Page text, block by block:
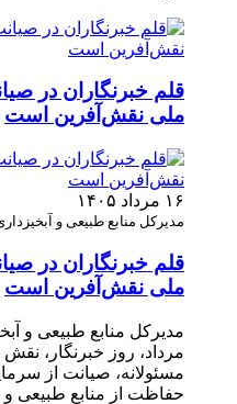
قلم خبرنگاران در
ملی نقش‌آفرین است
۱۶ مرداد ۱۴۰۵
مدیرکل منابع طبیعی و
قلم خبرنگاران در
ملی نقش‌آفرین است
مرداد، روز خبرنگار،
مسئولانه، صیانت از
حفاظت از منابع طبیعی